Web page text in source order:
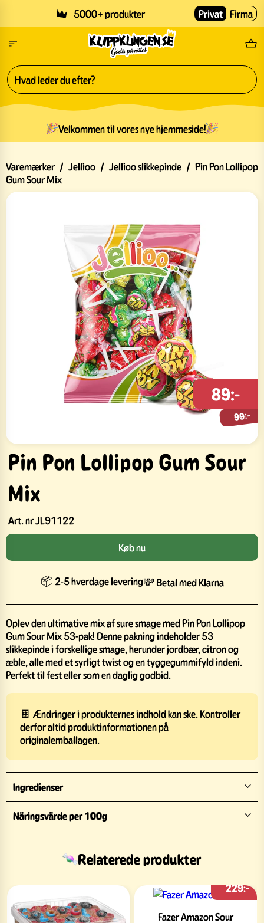
5000+ produkter Privat Firma
Velkommen til vores nye hjemmeside!
Varemærker / Jellioo / Jellioo slikkepinde / Pin Pon Lollipop
Gum Sour Mix
Pin Pon Lollipop Gum Sour
Mix
Art. nrJL91122
89:-
99:-
99:-
Køb nu
📦 2-5 hverdage levering💸 Betal med Klarna
Oplev den ultimative mix af sure smage med Pin Pon Lollipop
Gum Sour Mix 53-pak! Denne pakning indeholder 53
slikkepinde i forskellige smage, herunder jordbær, citron og
æble, alle med et syrligt twist og en tyggegummifyld indeni.
Perfekt til fest eller som en daglig godbid.
🍫 Ændringer i produkternes indhold kan ske. Kontroller
derfor altid produktinformationen på
originalemballagen.
Ingredienser
Näringsvärde per 100g
Relaterede produkter
Fazer Amazon Sour
229:-